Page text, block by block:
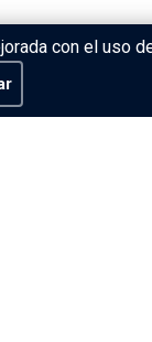
con el uso